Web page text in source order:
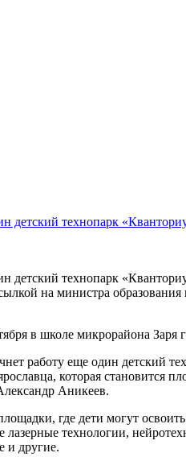
детский технопарк
детский технопарк
на министра
в школе микрорайона Заря
работу еще один детский
которая становится
Аникеев.
где дети могут
лазерные технологии,
и другие.